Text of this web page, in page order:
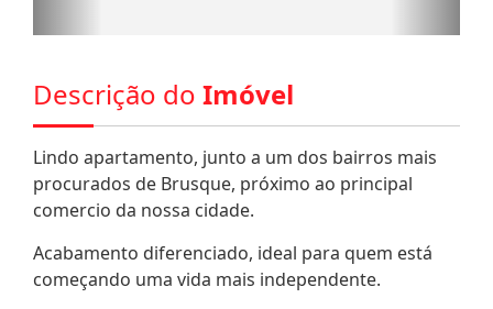
Descrição do Imóvel
Lindo apartamento, junto a um dos bairros mais
procurados de Brusque, próximo ao principal
comercio da nossa cidade.
Acabamento diferenciado, ideal para quem está
começando uma vida mais independente.